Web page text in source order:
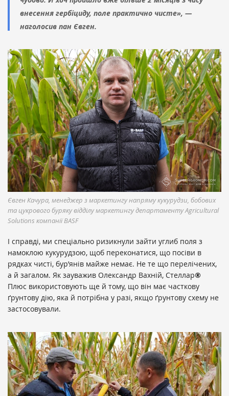
внесення гербіциду, поле практично чисте», —
наголосив пан Євген.
Євген Качура, менеджер з маркетингу напряму кукурудзи, бобових
та цукрового буряку відділу маркетингу департаменту Agricultural
Solutions компанії BASF
І справді, ми спеціально ризикнули зайти углиб поля з
намоклою кукурудзою, щоб переконатися, що посіви в
рядках чисті, бур’янів майже немає. Не те що перелічених,
а й загалом. Як зауважив Олександр Вахній, Стеллар®
Плюс використовують ще й тому, що він має часткову
ґрунтову дію, яка й потрібна у разі, якщо ґрунтову схему не
застосовували.